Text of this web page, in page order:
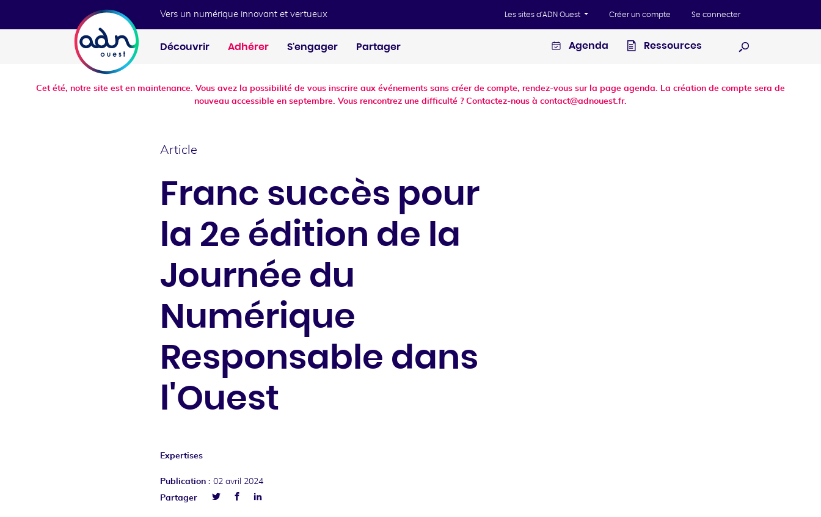
Vers un numérique innovant et vertueux Les sites d'ADN Ouest Créer un compte Se connecter
Découvrir Adhérer S'engager Partager Agenda
Ressources
Cet été, notre site est en maintenance. Vous avez la possibilité de vous inscrire aux événements sans créer de compte, rendez-vous sur la page agenda. La création de compte sera de
nouveau accessible en septembre. Vous rencontrez une difficulté ? Contactez-nous à contact@adnouest.fr.
Article
Franc succès pour
la 2e édition de la
Journée du
Numérique
Responsable dans
l'Ouest
Expertises
Publication : 02 avril 2024
Partager
FacebookLinkedin